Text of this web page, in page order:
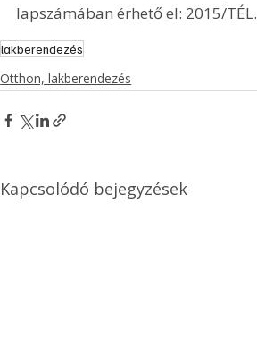
lapszámában érhető el: 2015/TÉL.
lakberendezés
Otthon, lakberendezés
Kapcsolódó bejegyzések